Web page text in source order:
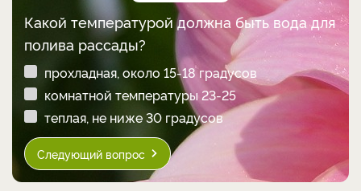
Какой температурой должна быть вода для
полива рассады?
прохладная, около 15-18 градусов
комнатной температуры 23-25
теплая, не ниже 30 градусов
Следующий вопрос